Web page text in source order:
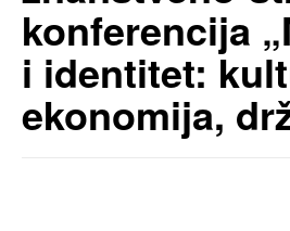
konferencija
i identitet:
ekonomija,